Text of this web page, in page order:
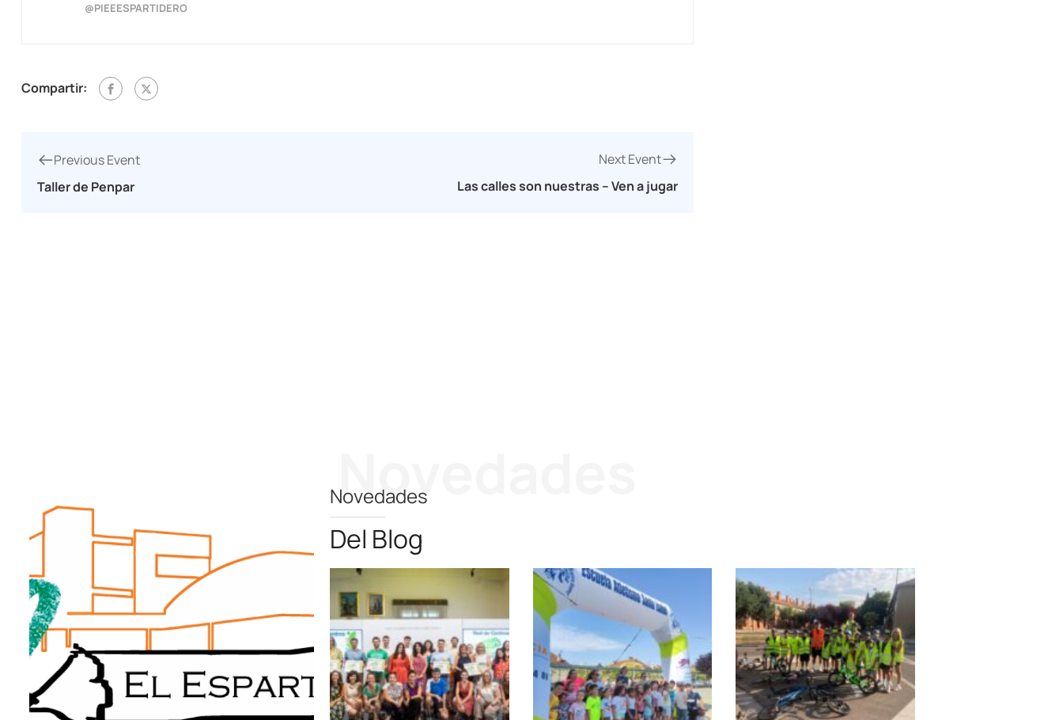
@PIEEESPARTIDERO
Compartir:
Previous Event
Taller de Penpar
Next Event
Las calles son nuestras – Ven a jugar
Novedades
Novedades
Del Blog